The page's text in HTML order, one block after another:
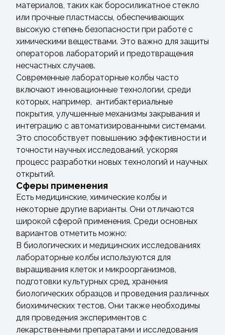
материалов, таких как боросиликатное стекло
или прочные пластмассы, обеспечивающих
высокую степень безопасности при работе с
химическими веществами. Это важно для защиты
операторов лабораторий и предотвращения
несчастных случаев.
Современные лабораторные колбы часто
включают инновационные технологии, среди
которых, например, антибактериальные
покрытия, улучшенные механизмы закрывания и
интеграцию с автоматизированными системами.
Это способствует повышению эффективности и
точности научных исследований, ускоряя
процесс разработки новых технологий и научных
открытий.
Сферы применения
Есть медицинские, химические колбы и
некоторые другие варианты. Они отличаются
широкой сферой применения. Среди основных
вариантов отметить можно:
В биологических и медицинских исследованиях
лабораторные колбы используются для
выращивания клеток и микроорганизмов,
подготовки культурных сред, хранения
биологических образцов и проведения различных
биохимических тестов. Они также необходимы
для проведения экспериментов с
лекарственными препаратами и исследования